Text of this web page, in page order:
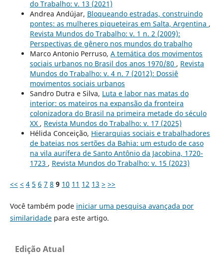
do Trabalho: v. 13 (2021)
Andrea Andújar, Bloqueando estradas, construindo
pontes: as mulheres piqueteiras em Salta, Argentina ,
Revista Mundos do Trabalho: v. 1 n. 2 (2009):
Perspectivas de gênero nos mundos do trabalho
Marco Antonio Perruso, A temática dos movimentos
sociais urbanos no Brasil dos anos 1970/80 , Revista
Mundos do Trabalho: v. 4 n. 7 (2012): Dossiê
movimentos sociais urbanos
Sandro Dutra e Silva, Luta e labor nas matas do
interior: os mateiros na expansão da fronteira
colonizadora do Brasil na primeira metade do século
XX , Revista Mundos do Trabalho: v. 17 (2025)
Hélida Conceição, Hierarquias sociais e trabalhadores
de bateias nos sertões da Bahia: um estudo de caso
na vila aurífera de Santo Antônio da Jacobina, 1720-
1723 , Revista Mundos do Trabalho: v. 15 (2023)
<< < 4 5 6 7 8 9 10 11 12 13 > >>
Você também pode iniciar uma pesquisa avançada por
similaridadepara este artigo.
Edição Atual